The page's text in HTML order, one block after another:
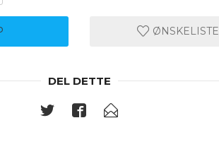
ØNSKELISTE
DEL DETTE